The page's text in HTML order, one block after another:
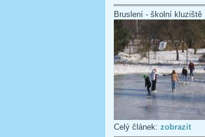
Bruslení - školní kluziště
Celý článek: zobrazit